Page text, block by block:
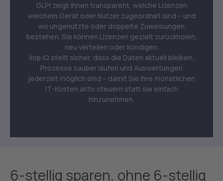
GLPI zeigt Ihnen transparent, welche Lizenzen
welchem Gerät oder Nutzer zugeordnet sind – und
wo ungenutzte oder doppelte Zuweisungen
bestehen. Sie können Lizenzen gezielt zurückholen,
neu verteilen oder kündigen.
liop iQ stellt sicher, dass die Daten aktuell bleiben,
Prozesse sauber laufen und Auswertungen
jederzeit möglich sind – damit Sie Ihre monatlichen
IT-Kosten aktiv steuern statt sie einfach
hinzunehmen.
6-stellig sparen, ohne 6-stellig